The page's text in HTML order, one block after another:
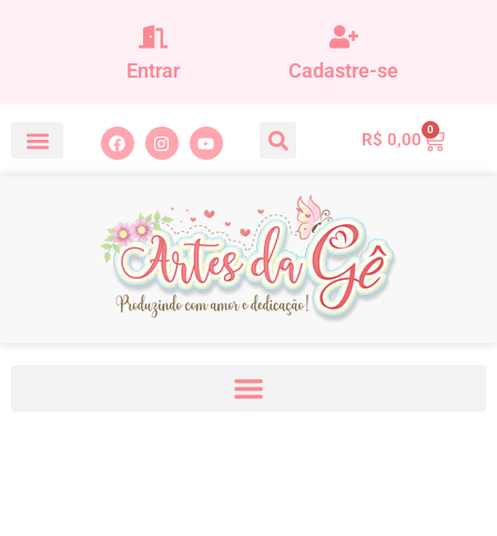
Entrar Cadastre-se
R$ 0,00
0